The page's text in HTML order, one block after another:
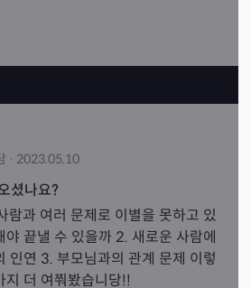
· 2023.05.10
셨나요?
람과 여러 문제로 이별을 못하고 있
끝낼 수 있을까 2. 새로운 사람에
인연 3. 부모님과의 관계 문제 이렇
지 더 여쭤봤습니당!!